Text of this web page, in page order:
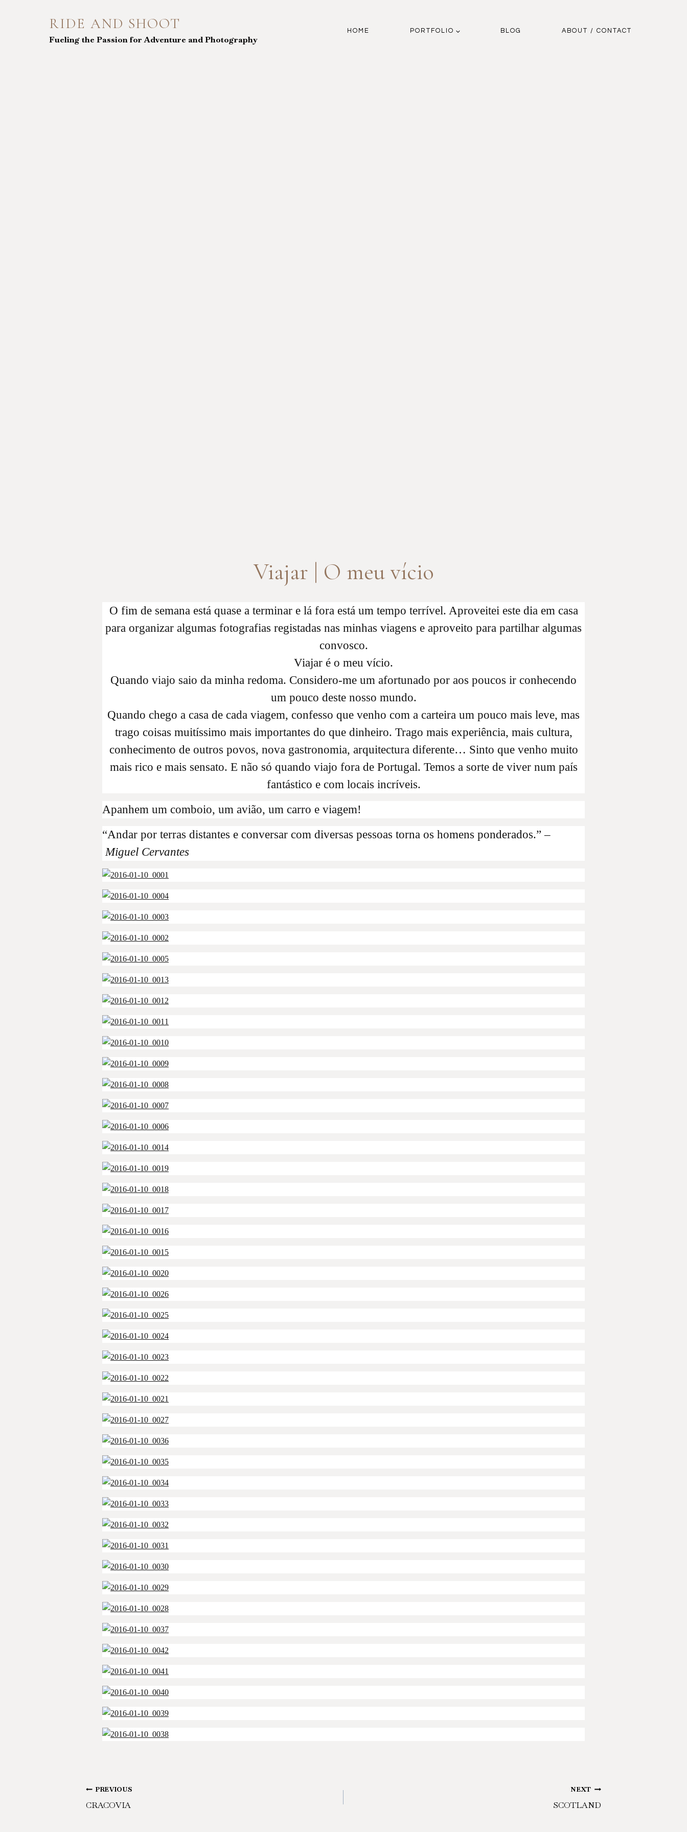
RIDE AND SHOOT
Fueling the Passion for Adventure and Photography
HOME PORTFOLIO BLOG ABOUT / CONTACT
Viajar | O meu vício
O fim de semana está quase a terminar e lá fora está um tempo terrível. Aproveitei este dia em casa
para organizar algumas fotografias registadas nas minhas viagens e aproveito para partilhar algumas
convosco.
Viajar é o meu vício.
Quando viajo saio da minha redoma. Considero-me um afortunado por aos poucos ir conhecendo
um pouco deste nosso mundo.
Quando chego a casa de cada viagem, confesso que venho com a carteira um pouco mais leve, mas
trago coisas muitíssimo mais importantes do que dinheiro. Trago mais experiência, mais cultura,
conhecimento de outros povos, nova gastronomia, arquitectura diferente… Sinto que venho muito
mais rico e mais sensato. E não só quando viajo fora de Portugal. Temos a sorte de viver num país
fantástico e com locais incríveis.
Apanhem um comboio, um avião, um carro e viagem!
“Andar por terras distantes e conversar com diversas pessoas torna os homens ponderados.” –
Miguel Cervantes
Post
navigation
PREVIOUS
CRACOVIA
NEXT
SCOTLAND